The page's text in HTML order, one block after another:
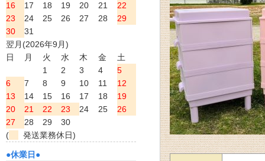
16
17 18 19 20 21
22
23
24 25 26 27 28
29
30
31
翌月(2026年9月)
日
月 火 水 木 金
土
1
2 3 4
5
6
7 8 9 10 11
12
13
14 15 16 17 18
19
20
21 22 23 24 25
26
27
28 29
30
(
発送業務休日)
●休業日●